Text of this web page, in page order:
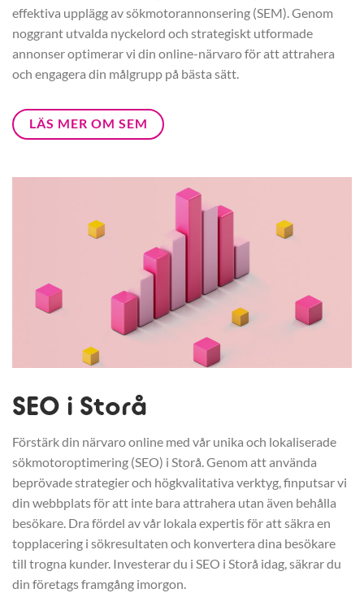
effektiva upplägg av sökmotorannonsering (SEM). Genom
noggrant utvalda nyckelord och strategiskt utformade
annonser optimerar vi din online-närvaro för att attrahera
och engagera din målgrupp på bästa sätt.
LÄS MER OM SEM
SEO i Storå
Förstärk din närvaro online med vår unika och lokaliserade
sökmotoroptimering (SEO) i Storå. Genom att använda
beprövade strategier och högkvalitativa verktyg, finputsar vi
din webbplats för att inte bara attrahera utan även behålla
besökare. Dra fördel av vår lokala expertis för att säkra en
topplacering i sökresultaten och konvertera dina besökare
till trogna kunder. Investerar du i SEO i Storå idag, säkrar du
din företags framgång imorgon.